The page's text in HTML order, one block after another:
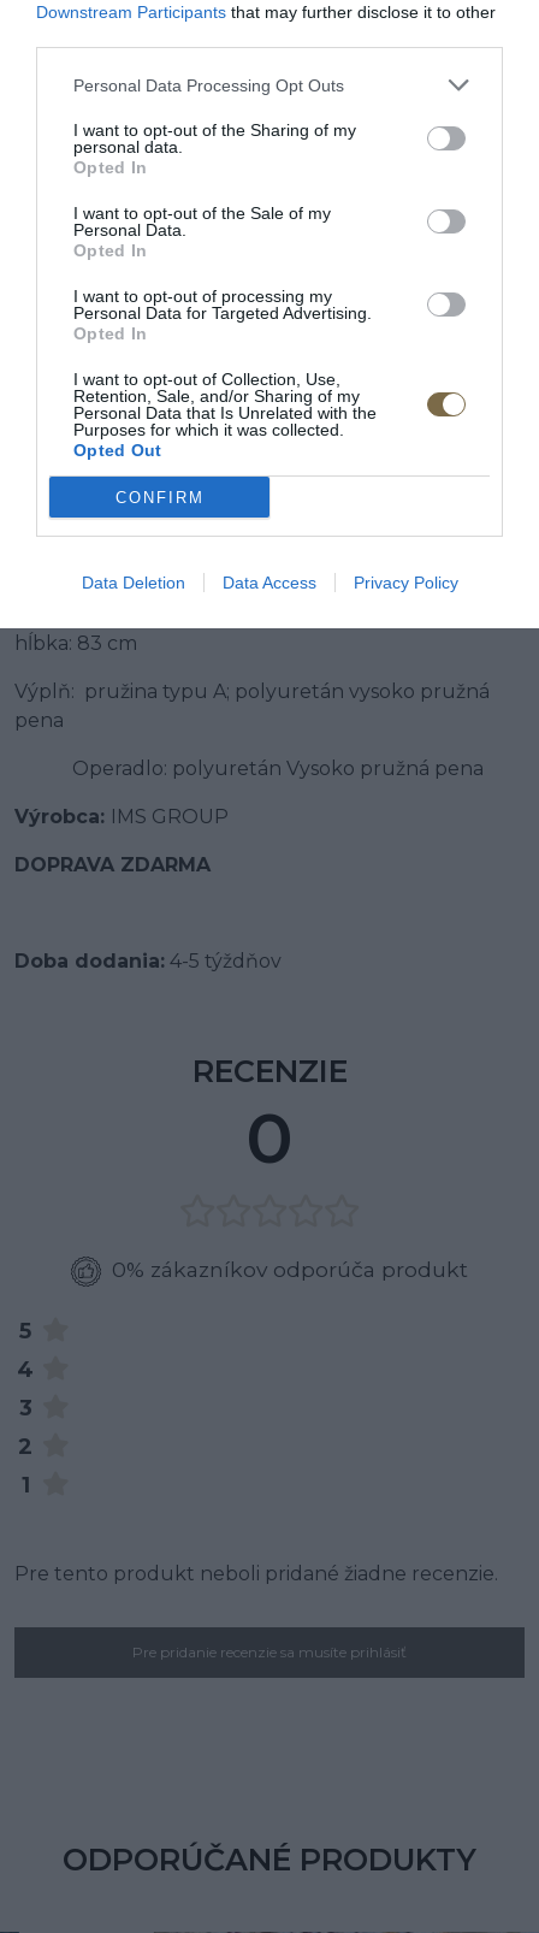
Downstream Participants that may further disclose it to other
Personal Data Processing Opt Outs
I want to opt-out of the Sharing of my
personal data.
Opted In
I want to opt-out of the Sale of my
Personal Data.
Opted In
I want to opt-out of processing my
Personal Data for Targeted Advertising.
Opted In
I want to opt-out of Collection, Use,
Retention, Sale, and/or Sharing of my
Personal Data that Is Unrelated with the
Purposes for which it was collected.
Opted Out
CONFIRM
Data Deletion Data Access Privacy Policy
true
Be comfy v koži
Látková rohová sedačka
POPIS PRODUKTU
výška: 112 cm
hĺbka: 83 cm
Výplň: pružina typu A; polyuretán vysoko pružná
pena
Operadlo: polyuretán Vysoko pružná pena
Výrobca: IMS GROUP
DOPRAVA ZDARMA
Doba dodania: 4-5 týždňov
RECENZIE
0
0% zákazníkov odporúča produkt
5
4
3
2
1
Pre tento produkt neboli pridané žiadne recenzie.
Pre pridanie recenzie sa musíte prihlásiť
ODPORÚČANÉ PRODUKTY